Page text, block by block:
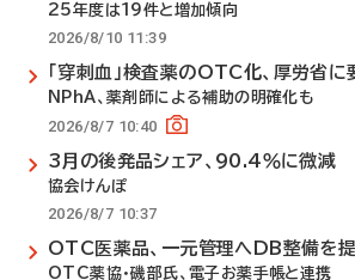
25年度は19件と増加傾向
2026/8/10 11:39
「穿刺血」検査薬のOTC化、厚労省に
NPhA、薬剤師による補助の明確化も
2026/8/7 10:40
3月の後発品シェア、90.4％に微減
協会けんぽ
2026/8/7 10:37
OTC医薬品、一元管理へDB整備を
OTC薬協・磯部氏、電子お薬手帳と連携